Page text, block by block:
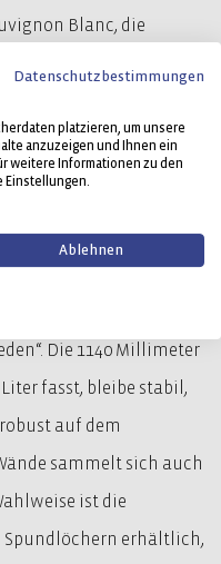
Blanc, die
und dann in
Verarbeitungsort zu
nachhaltig zu erhalten
mit den Werten
und Tradition“ zeigt
Die 1140 Millimeter
fasst, bleibe stabil,
auf dem
sammelt sich auch
ist die
erhältlich,
Datenschutzbestimmungen
platzieren, um unsere
anzuzeigen und Ihnen ein
weitere Informationen zu den
Einstellungen.
Ablehnen